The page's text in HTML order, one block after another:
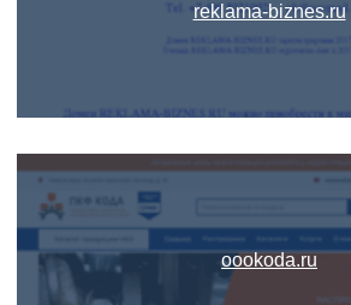
reklama-biznes.ru
oookoda.ru